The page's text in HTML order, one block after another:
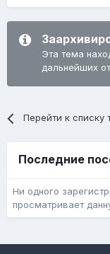
Эта тема
дальнейших
Перейти к списку
Последние
Ни одного
просматривает